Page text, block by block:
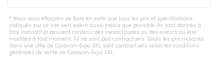
Nous nous efforçons de faire en sorte que tous les prix et spécifications
indiqués sur ce site web soient aussi précis que possible. Ils sont donnés à
titre indicatif et peuvent contenir des inexactitudes ou des erreurs ou être
modifiés à tout moment. Ils ne sont pas contractuels. Seuls les prix indiqués
dans une offre de Caravan-Expo SRL sont contractuels selon les conditions
générales de vente de Caravan-Expo SRL.